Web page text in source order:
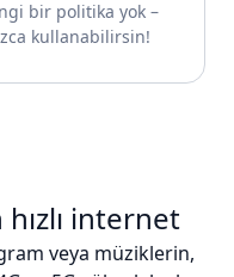
bir politika yok –
kullanabilirsin!
internet
veya müziklerin,